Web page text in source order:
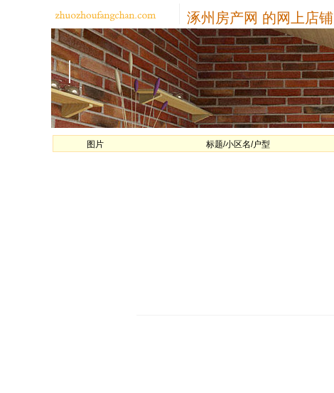
涿州房产网 的网上店铺
图片 标题/小区名/户型